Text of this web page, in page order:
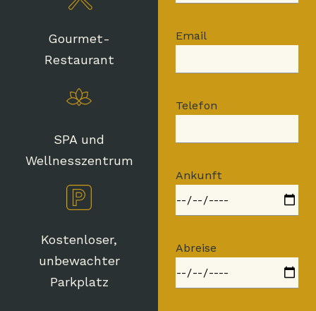
Gourmet-
Restaurant
SPA und
Wellnesszentrum
Kostenloser,
unbewachter
Parkplatz
Email
Telefon
Ankunft
Abreise